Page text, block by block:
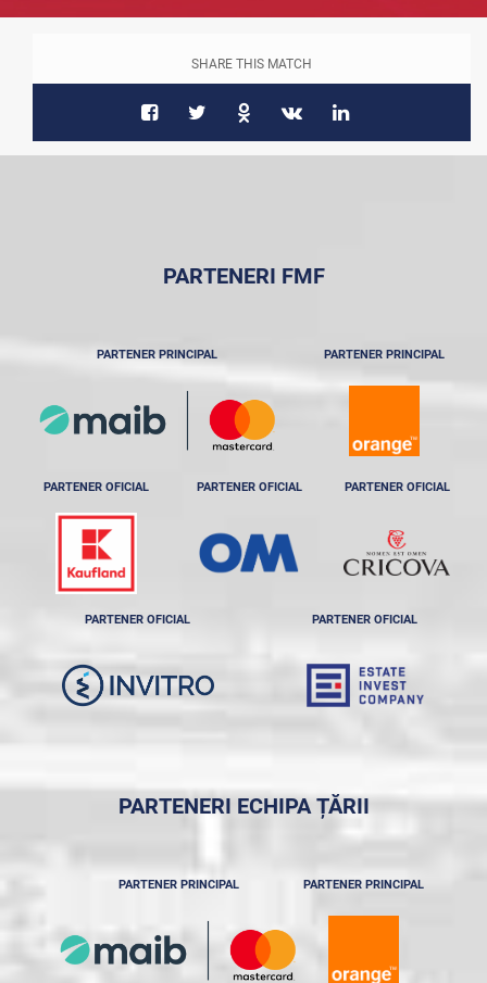
SHARE THIS MATCH
PARTENERI FMF
PARTENER PRINCIPAL PARTENER PRINCIPAL
PARTENER OFICIAL PARTENER OFICIAL PARTENER OFICIAL
PARTENER OFICIAL PARTENER OFICIAL
PARTENERI ECHIPA ȚĂRII
PARTENER PRINCIPAL PARTENER PRINCIPAL